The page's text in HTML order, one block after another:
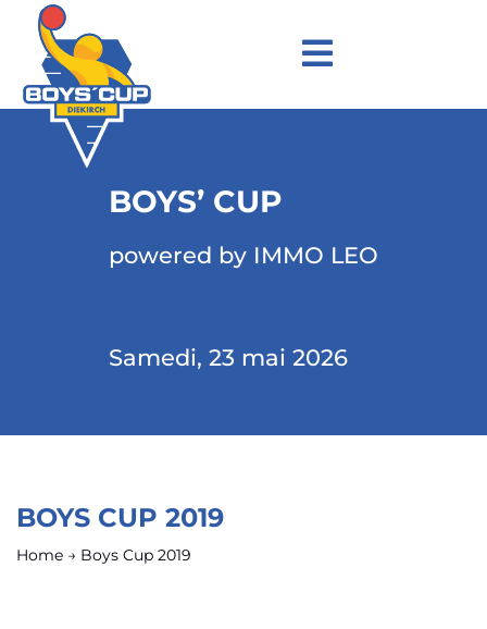
BOYS’ CUP
powered by IMMO LEO
Samedi, 23 mai 2026
BOYS CUP 2019
Home → Boys Cup 2019